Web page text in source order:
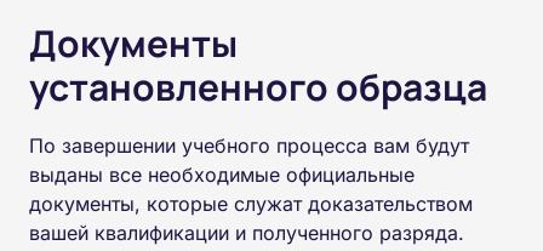
Документы
установленного образца
По завершении учебного процесса вам будут
выданы все необходимые официальные
документы, которые служат доказательством
вашей квалификации и полученного разряда.